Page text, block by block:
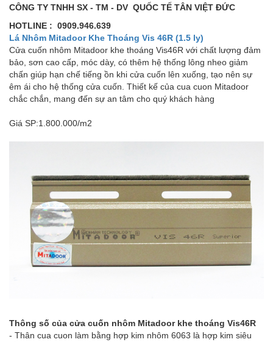
CÔNG TY TNHH SX - TM - DV QUỐC TẾ TÂN VIỆT ĐỨC
HOTLINE : 0909.946.639
Lá Nhôm Mitadoor Khe Thoáng Vis 46R (1.5 ly)
Cửa cuốn nhôm Mitadoor khe thoáng Vis46R với chất lượng đảm
bảo, sơn cao cấp, móc dày, có thêm hệ thống lông nheo giảm
chấn giúp hạn chế tiếng ồn khi cửa cuốn lên xuống, tạo nên sự
êm ái cho hệ thống cửa cuốn. Thiết kế của cua cuon Mitadoor
chắc chắn, mang đến sự an tâm cho quý khách hàng
Giá SP:1.800.000/m2
Thông số của cửa cuốn nhôm Mitadoor khe thoáng Vis46R
- Thân cua cuon làm bằng hợp kim nhôm 6063 là hợp kim siêu